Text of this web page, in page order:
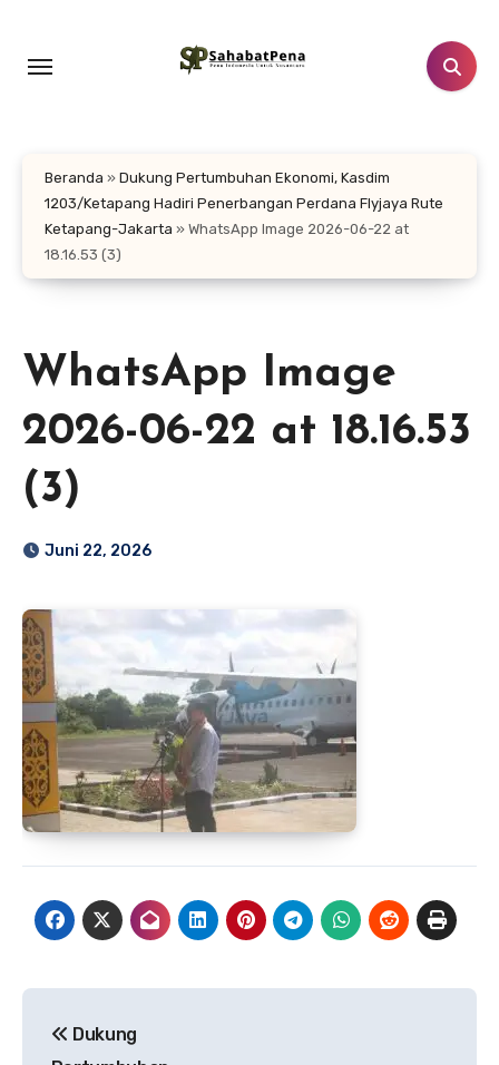
konten
Beranda » Dukung Pertumbuhan Ekonomi, Kasdim
1203/Ketapang Hadiri Penerbangan Perdana Flyjaya Rute
Ketapang-Jakarta » WhatsApp Image 2026-06-22 at
18.16.53 (3)
WhatsApp Image
2026-06-22 at 18.16.53
(3)
Juni 22, 2026
pos
Dukung